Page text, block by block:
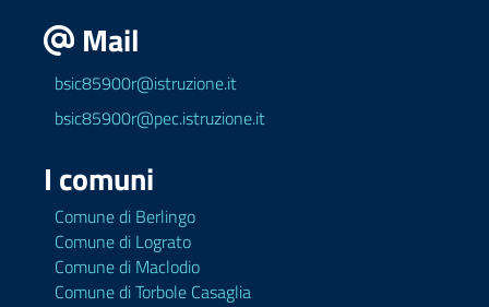
Mail
bsic85900r@istruzione.it
bsic85900r@pec.istruzione.it
I comuni
Comune di Berlingo
Comune di Lograto
Comune di Maclodio
Comune di Torbole Casaglia